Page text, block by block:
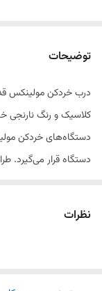
توضیحات
درب خردکن مولینکس
کلاسیک و رنگ
دستگاه‌های خردکن
دستگاه قرار می‌گیرد.
نظرات